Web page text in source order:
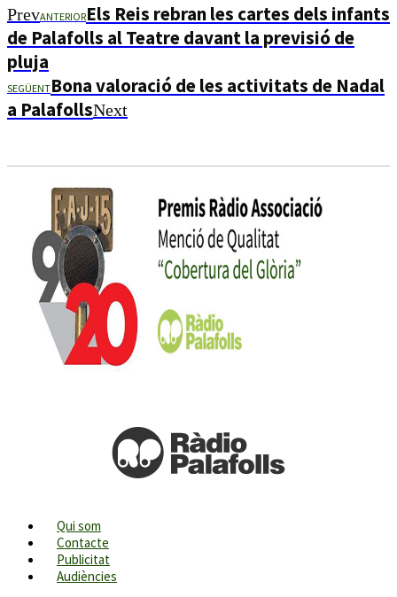
PrevANTERIOREls Reis rebran les cartes dels infants
de Palafolls al Teatre davant la previsió de
pluja
SEGÜENTBona valoració de les activitats de Nadal
a PalafollsNext
Qui som
Contacte
Publicitat
Audiències